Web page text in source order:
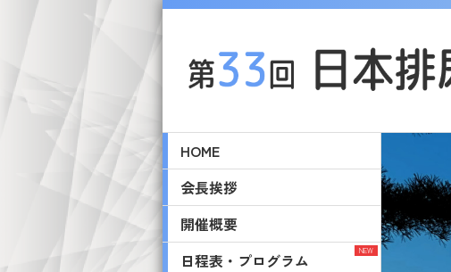
HOME
会長挨拶
開催概要
日程表・プログラム